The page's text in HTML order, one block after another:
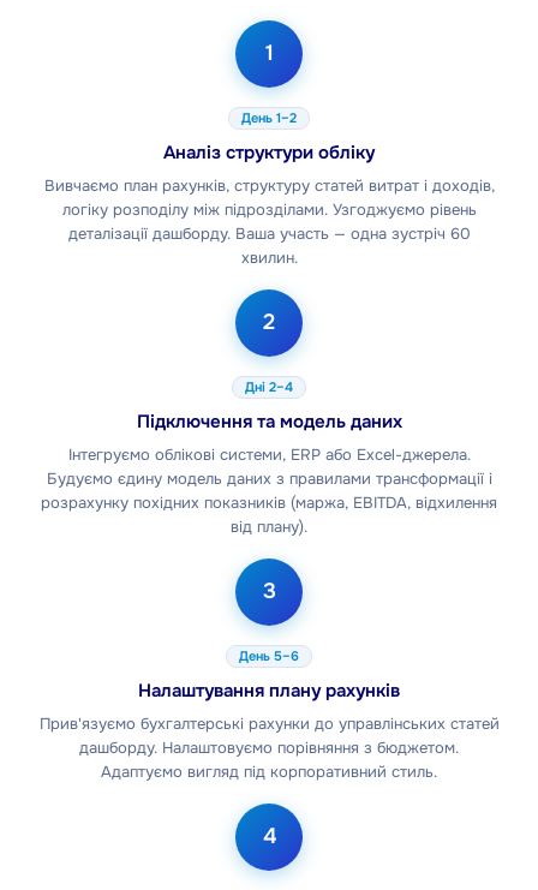
1
День 1–2
Аналіз структури обліку
Вивчаємо план рахунків, структуру статей витрат і доходів,
логіку розподілу між підрозділами. Узгоджуємо рівень
деталізації дашборду. Ваша участь — одна зустріч 60
хвилин.
2
Дні 2–4
Підключення та модель даних
Інтегруємо облікові системи, ERP або Excel-джерела.
Будуємо єдину модель даних з правилами трансформації і
розрахунку похідних показників (маржа, EBITDA, відхилення
від плану).
3
День 5–6
Налаштування плану рахунків
Прив'язуємо бухгалтерські рахунки до управлінських статей
дашборду. Налаштовуємо порівняння з бюджетом.
Адаптуємо вигляд під корпоративний стиль.
4